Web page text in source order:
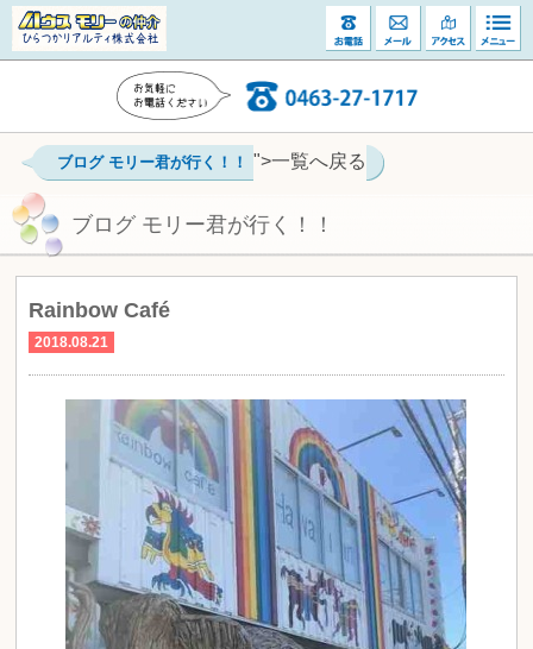
ブログ モリー君が行く！！ ">一覧へ戻る
ブログ モリー君が行く！！
Rainbow Café
2018.08.21